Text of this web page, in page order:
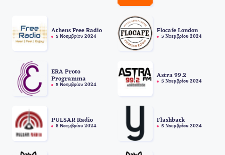
Athens Free Radio
5 Νοεμβρίου 2024
Flocafe London
5 Νοεμβρίου 2024
ERA Proto
Programma
5 Νοεμβρίου 2024
Astra 99.2
5 Νοεμβρίου 2024
PULSAR Radio
8 Νοεμβρίου 2024
Flashback
5 Νοεμβρίου 2024